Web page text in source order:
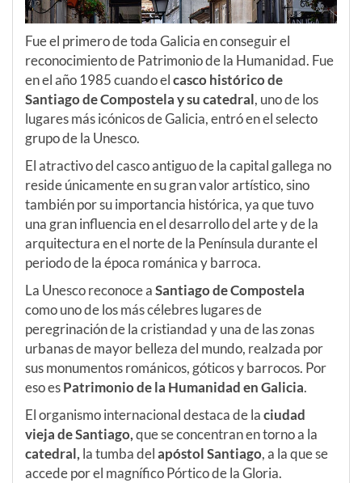
Fue el primero de toda Galicia en conseguir el
reconocimiento de Patrimonio de la Humanidad. Fue
en el año 1985 cuando elcasco histórico de
Santiago de Compostela y su catedral, uno de los
lugares más icónicos de Galicia, entró en el selecto
grupo de la Unesco.
El atractivo del casco antiguo de la capital gallega no
reside únicamente en su gran valor artístico, sino
también por su importancia histórica, ya que tuvo
una gran influencia en el desarrollo del arte y de la
arquitectura en el norte de la Península durante el
periodo de la época románica y barroca.
La Unesco reconoce aSantiago de Compostela
como uno de los más célebres lugares de
peregrinación de la cristiandad y una de las zonas
urbanas de mayor belleza del mundo, realzada por
sus monumentos románicos, góticos y barrocos. Por
eso esPatrimonio de la Humanidad en Galicia.
El organismo internacional destaca de laciudad
vieja de Santiago,que se concentran en torno a la
catedral,la tumba delapóstol Santiago, a la que se
accede por el magnífico Pórtico de la Gloria.